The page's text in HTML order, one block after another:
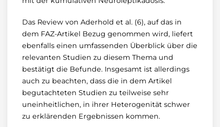
Das Review von Aderhold et al. (6), auf das in
dem FAZ-Artikel Bezug genommen wird, liefert
ebenfalls einen umfassenden Überblick über die
relevanten Studien zu diesem Thema und
bestätigt die Befunde. Insgesamt ist allerdings
auch zu beachten, dass die in dem Artikel
begutachteten Studien zu teilweise sehr
uneinheitlichen, in ihrer Heterogenität schwer
zu erklärenden Ergebnissen kommen.